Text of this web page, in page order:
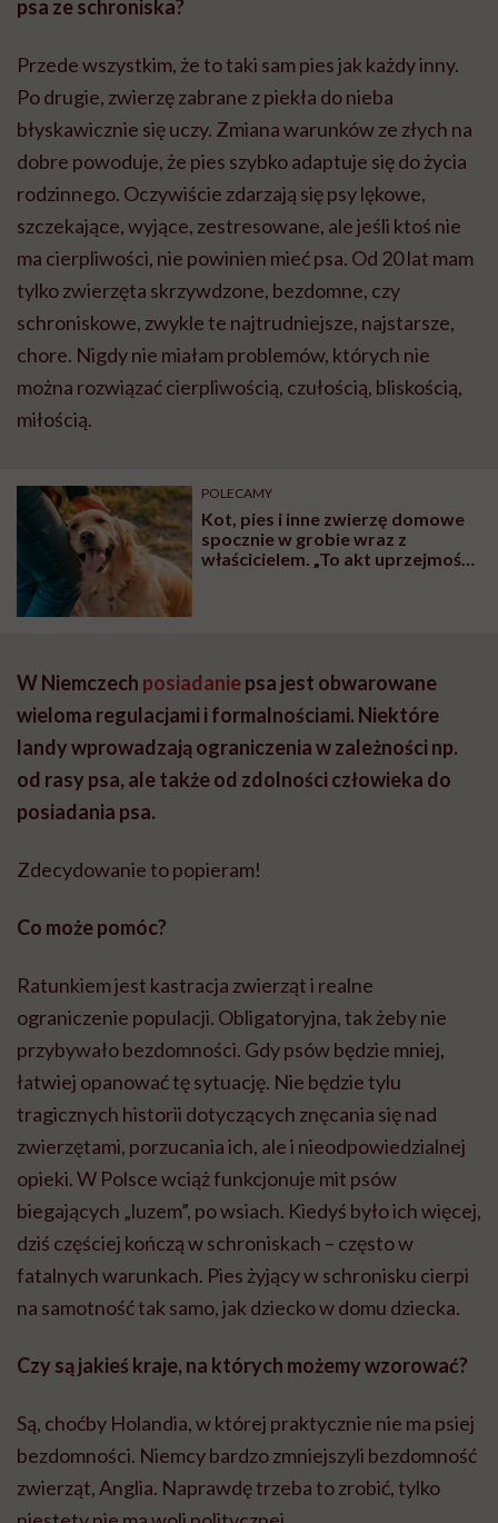
psa ze schroniska?
Przede wszystkim, że to taki sam pies jak każdy inny.
Po drugie, zwierzę zabrane z piekła do nieba
błyskawicznie się uczy. Zmiana warunków ze złych na
dobre powoduje, że pies szybko adaptuje się do życia
rodzinnego. Oczywiście zdarzają się psy lękowe,
szczekające, wyjące, zestresowane, ale jeśli ktoś nie
ma cierpliwości, nie powinien mieć psa. Od 20 lat mam
tylko zwierzęta skrzywdzone, bezdomne, czy
schroniskowe, zwykle te najtrudniejsze, najstarsze,
chore. Nigdy nie miałam problemów, których nie
można rozwiązać cierpliwością, czułością, bliskością,
miłością.
POLECAMY
Kot, pies i inne zwierzę domowe
spocznie w grobie wraz z
właścicielem. „To akt uprzejmości,
W Niemczech posiadaniepsa jest obwarowane
wieloma regulacjami i formalnościami. Niektóre
landy wprowadzają ograniczenia w zależności np.
od rasy psa, ale także od zdolności człowieka do
posiadania psa.
Zdecydowanie to popieram!
Co może pomóc?
Ratunkiem jest kastracja zwierząt i realne
ograniczenie populacji. Obligatoryjna, tak żeby nie
przybywało bezdomności. Gdy psów będzie mniej,
łatwiej opanować tę sytuację. Nie będzie tylu
tragicznych historii dotyczących znęcania się nad
zwierzętami, porzucania ich, ale i nieodpowiedzialnej
opieki. W Polsce wciąż funkcjonuje mit psów
biegających „luzem”, po wsiach. Kiedyś było ich więcej,
dziś częściej kończą w schroniskach – często w
fatalnych warunkach. Pies żyjący w schronisku cierpi
na samotność tak samo, jak dziecko w domu dziecka.
Czy są jakieś kraje, na których możemy wzorować?
Są, choćby Holandia, w której praktycznie nie ma psiej
bezdomności. Niemcy bardzo zmniejszyli bezdomność
zwierząt, Anglia. Naprawdę trzeba to zrobić, tylko